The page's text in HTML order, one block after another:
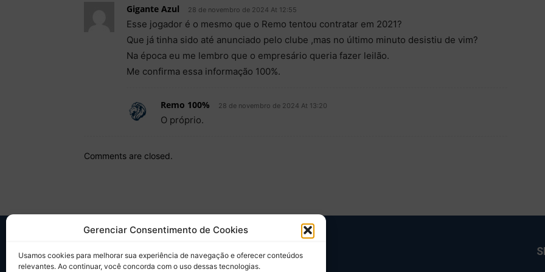
Gerenciar Consentimento de Cookies
Usamos cookies para melhorar sua experiência de navegação e oferecer conteúdos
relevantes. Ao continuar, você concorda com o uso dessas tecnologias.
Gigante Azul 28 de novembro de 2024 At 12:55
Esse jogador é o mesmo que o Remo tentou contratar em 2021?
Que já tinha sido até anunciado pelo clube ,mas no último minuto desistiu de vim?
Na época eu me lembro que o empresário queria fazer leilão.
Me confirma essa informação 100%.
Remo 100% 28 de novembro de 2024 At 13:20
O próprio.
Comments are closed.
SOBRE NÓS